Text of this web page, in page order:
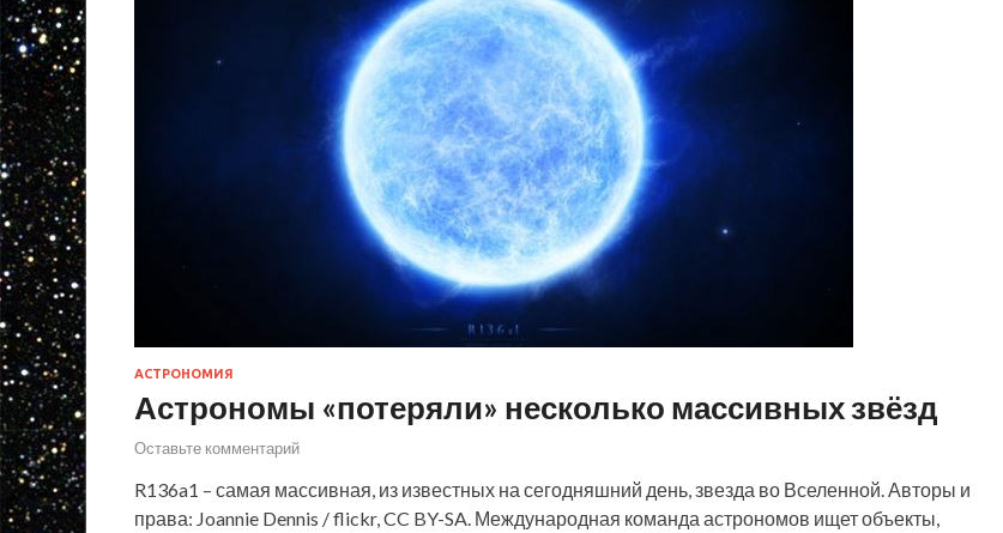
АСТРОНОМИЯ
Астрономы «потеряли» несколько массивных звёзд
Оставьте комментарий
R136a1 – самая массивная, из известных на сегодняшний день, звезда во Вселенной. Авторы и
права: Joannie Dennis / flickr, CC BY-SA. Международная команда астрономов ищет объекты,